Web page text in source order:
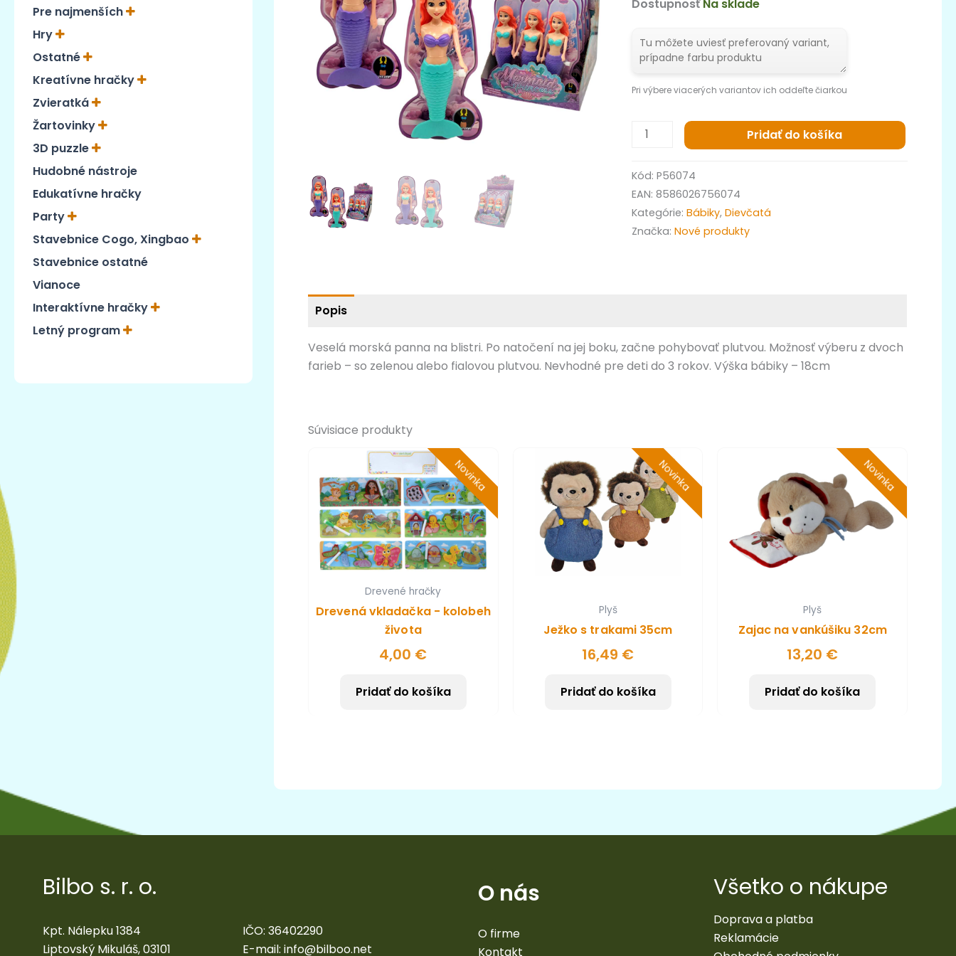
Pre najmenších
Hry
Ostatné
Kreatívne hračky
Zvieratká
Žartovinky
3D puzzle
Hudobné nástroje
Edukatívne hračky
Party
Stavebnice Cogo, Xingbao
Stavebnice ostatné
Vianoce
Interaktívne hračky
Letný program
Dostupnosť Na sklade
Pri výbere viacerých variantov ich oddeľte čiarkou
Pridať do košíka
Kód:P56074
EAN:8586026756074
Kategórie:Bábiky,Dievčatá
Značka:Nové produkty
Popis
Veselá morská panna na blistri. Po natočení na jej boku, začne pohybovať plutvou. Možnosť výberu z dvoch
farieb – so zelenou alebo fialovou plutvou. Nevhodné pre deti do 3 rokov. Výška bábiky – 18cm
Súvisiace produkty
Novinka
Drevené hračky
Drevená vkladačka - kolobeh
života
4,00 €
Pridať do košíka
Novinka
Plyš
Ježko s trakami 35cm
16,49 €
Pridať do košíka
Novinka
Plyš
Zajac na vankúšiku 32cm
13,20 €
Pridať do košíka
Bilbo s. r. o.
Kpt. Nálepku 1384
Liptovský Mikuláš, 03101
IČO: 36402290
E-mail: info@bilboo.net
O nás
O firme
Kontakt
Všetko o nákupe
Doprava a platba
Reklamácie